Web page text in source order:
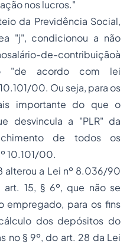
nos lucros."
da Previdência Social,
"j", condicionou a não
de-contribuiçãoà
"de acordo com lei
00. Ou seja, para os
importante do que o
desvincula a "PLR" da
de todos os
10.101/00.
alterou a Lei nº 8.036/90
15, § 6º, que não se
empregado, para os fins
dos depósitos do
no § 9º, do art. 28 da Lei